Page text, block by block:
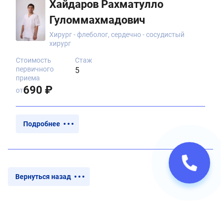
Хайдаров Рахматулло
Гуломмахмадович
Хирург - флеболог, сердечно - сосудистый
хирург
Стаж
5
Стоимость
первичного
приема
от690 ₽
Подробнее
Вернуться назад